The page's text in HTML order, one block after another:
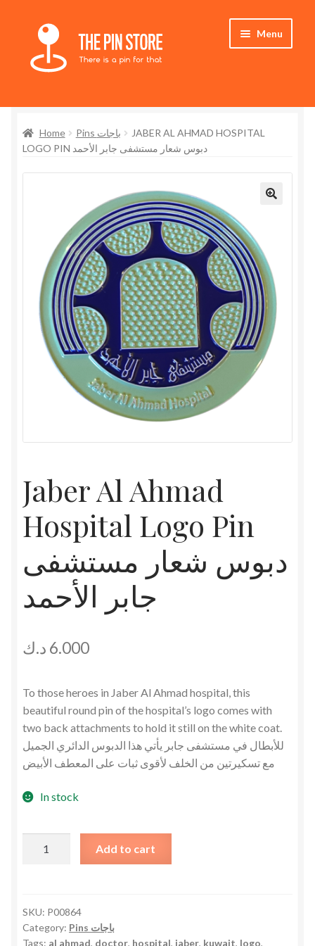
Skip
navigation
Skip
content
Menu
Store
My Account
Home Pins باجات
JABER AL AHMAD HOSPITAL
LOGO PIN دبوس شعار مستشفى جابر الأحمد
Jaber Al Ahmad
Hospital Logo Pin
دبوس شعار مستشفى
جابر الأحمد
6.000 د.ك
To those heroes in Jaber Al Ahmad hospital, this
beautiful round pin of the hospital’s logo comes with
two back attachments to hold it still on the white coat.
للأبطال في مستشفى جابر يأتي هذا الدبوس الدائري الجميل
مع تسكيرتين من الخلف لأقوى ثبات على المعطف الأبيض
In stock
Logo
Pin
Add to cart
SKU: P00864
Category:
Pins باجات
Tags: al ahmad, doctor, hospital, jaber, kuwait, logo,